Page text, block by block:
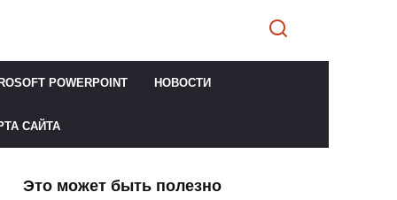
POWERPOINT НОВОСТИ
САЙТА
Это может быть полезно